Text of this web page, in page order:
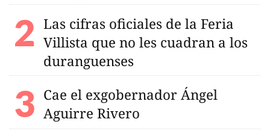
Las cifras oficiales de la Feria
Villista que no les cuadran a los
duranguenses
Cae el exgobernador Ángel
Aguirre Rivero